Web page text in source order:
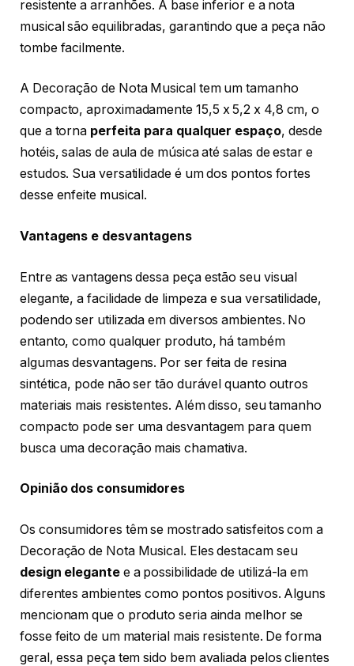
resistente a arranhões. A base inferior e a nota
musical são equilibradas, garantindo que a peça não
tombe facilmente.
A Decoração de Nota Musical tem um tamanho
compacto, aproximadamente 15,5 x 5,2 x 4,8 cm, o
que a torna perfeita para qualquer espaço, desde
hotéis, salas de aula de música até salas de estar e
estudos. Sua versatilidade é um dos pontos fortes
desse enfeite musical.
Vantagens e desvantagens
Entre as vantagens dessa peça estão seu visual
elegante, a facilidade de limpeza e sua versatilidade,
podendo ser utilizada em diversos ambientes. No
entanto, como qualquer produto, há também
algumas desvantagens. Por ser feita de resina
sintética, pode não ser tão durável quanto outros
materiais mais resistentes. Além disso, seu tamanho
compacto pode ser uma desvantagem para quem
busca uma decoração mais chamativa.
Opinião dos consumidores
Os consumidores têm se mostrado satisfeitos com a
Decoração de Nota Musical. Eles destacam seu
design elegantee a possibilidade de utilizá-la em
diferentes ambientes como pontos positivos. Alguns
mencionam que o produto seria ainda melhor se
fosse feito de um material mais resistente. De forma
geral, essa peça tem sido bem avaliada pelos clientes